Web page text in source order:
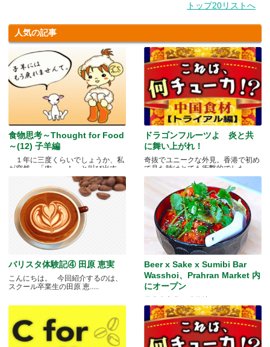
トップ20リストへ
人気の記事
食物思考～Thought for Food
～(12) 子羊編
１年に三度くらいでしょうか、私
が突然、「肉～っ！」と叫び出す
ドラゴンフルーツよ 炎と共
に舞い上がれ！
奇抜でユニークな外見。香港で初め
て見た時はとても衝撃的でした.....
バリスタ体験記④ 田原 恵実
こんにちは。 今回紹介するのは、
スクール卒業生の田原 恵.....
Beer x Sake x Sumibi Bar
Wasshoi、Prahran Market 内
にオープン
日本食文化の発信地